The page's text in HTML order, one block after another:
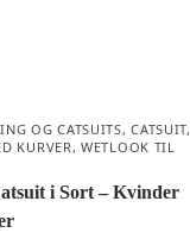
OG CATSUITS,CATSUIT,
KURVER ,WETLOOK TIL
i Sort – Kvinder